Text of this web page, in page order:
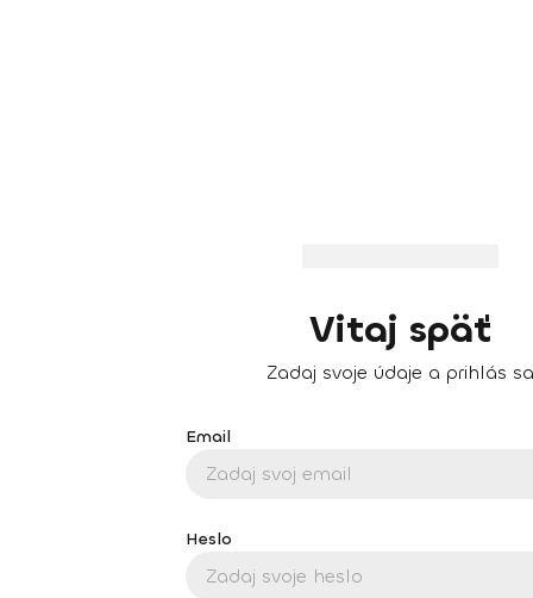
Vitaj späť
Zadaj svoje údaje a prihlás sa
Email
Heslo